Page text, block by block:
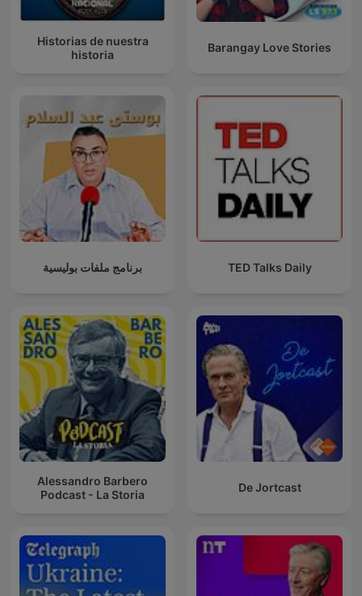
Historias de nuestra
historia
Barangay Love Stories
برنامج ملفات بوليسية TED Talks Daily
Alessandro Barbero
Podcast - La Storia
De Jortcast